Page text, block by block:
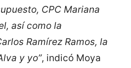
CPC Mariana
así como la
Ramírez Ramos, la
y yo”, indicó Moya